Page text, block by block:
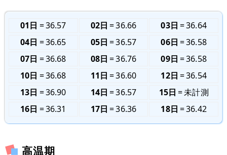
01日 36.57 02日 36.66 03日
36.64
04日
36.65 05日 36.57 06日
36.58
07日
36.68 08日 36.76 09日
36.58
10日
36.68 11日 36.60 12日
36.54
13日
36.90 14日 36.57 15日
未計測
16日
36.31 17日 36.36 18日 36.42
高温期